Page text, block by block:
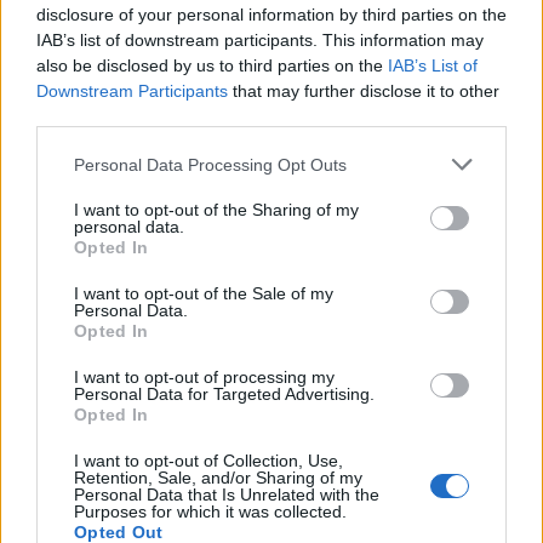
disclosure of your personal information by third parties on the
IAB’s list of downstream participants. This information may
also be disclosed by us to third parties on the IAB’s List of
Downstream Participants that may further disclose it to other
Personal Data Processing Opt Outs
I want to opt-out of the Sharing of my
personal data.
Opted In
I want to opt-out of the Sale of my
Personal Data.
Opted In
I want to opt-out of processing my
Personal Data for Targeted Advertising.
Opted In
I want to opt-out of Collection, Use,
Retention, Sale, and/or Sharing of my
Personal Data that Is Unrelated with the
Purposes for which it was collected.
Opted Out
dell’aria dei consumatori, l’AIRBOT Z2 è dotato di un “Sistema di
ringiovanimento profondo a 5 fasi”che fornisce una gestione attiva
dell’aria in cinque dimensioni: rimozione degli inquinanti presenti
è stata sviluppata una speciale funzione di rimozione dei peli
e filtraggio degli odori per le famiglie con animali. Questa funzione
combatte efficacemente i peli e gli odori degli animali domestici
strutturale, garantendo un ambiente di vita più pulito e fresco per i
proprietari di animali.
robotica a Suzhou. L’evento ha riunito 300 aziende di rilievo, esperti
rinomati e accademici per discutere le tecnologie chiave e gli sviluppi
attori del settore, ECOVACS si impegna a collaborare con tutte le
parti interessate per promuovere uno sviluppo sano, sostenibile e di
alta qualità dell’industria. Sulla strada per diventare l’azienda leader